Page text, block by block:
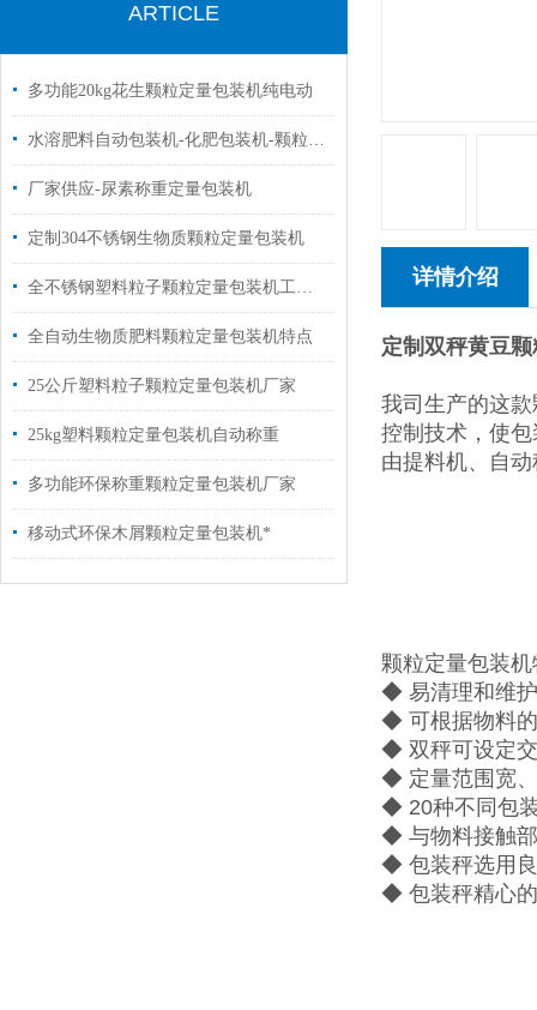
ARTICLE
多功能20kg花生颗粒定量包装机纯电动
水溶肥料自动包装机-化肥包装机-颗粒自动打包机厂家
厂家供应-尿素称重定量包装机
定制304不锈钢生物质颗粒定量包装机
全不锈钢塑料粒子颗粒定量包装机工厂直销
全自动生物质肥料颗粒定量包装机特点
25公斤塑料粒子颗粒定量包装机厂家
25kg塑料颗粒定量包装机自动称重
多功能环保称重颗粒定量包装机厂家
移动式环保木屑颗粒定量包装机*
详情介绍
定制双秤黄豆
我司生产的这
控制技术，使
由提料机、自
颗粒定量包装
◆ 易清理和维
◆ 可根据物料
◆ 双秤可设定
◆ 定量范围宽
◆ 20种不同包
◆ 与物料接触
◆ 包装秤选用
◆ 包装秤精心